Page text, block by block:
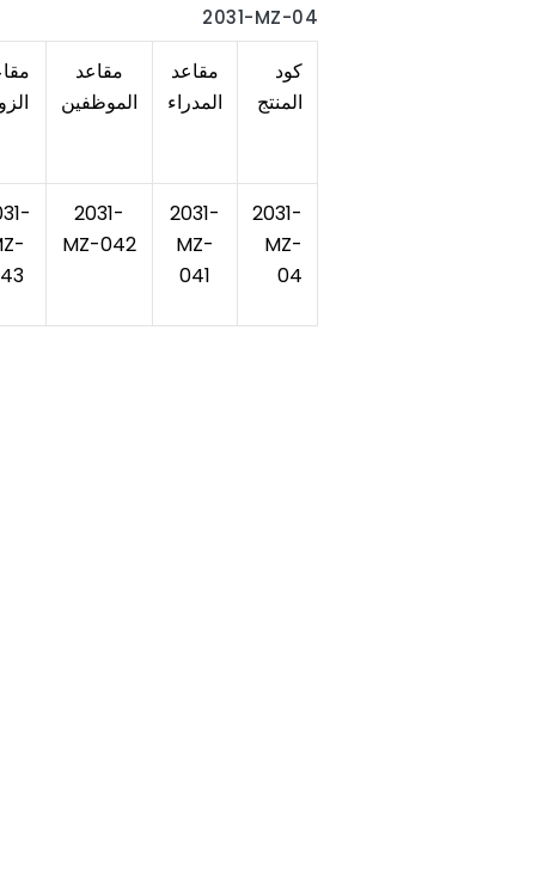
2031-MZ-04
مقاعد
الموظفين
مقاعد
المدراء
كود
المنتج
2031-
MZ-042
2031-
MZ-
041
2031-
MZ-
04